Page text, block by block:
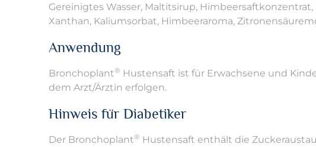
Gereinigtes Wasser, Maltitsirup,
Xanthan, Kaliumsorbat, Himbeeraroma,
Anwendung
Bronchoplant® Hustensaft ist für Erwachsene und
dem Arzt/Ärztin erfolgen.
Hinweis für Diabetiker
Der Bronchoplant® Hustensaft enthält die